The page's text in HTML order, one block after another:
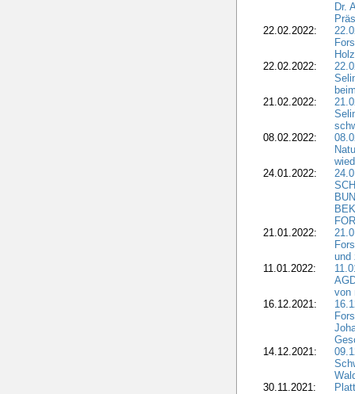
Dr.
22.02.2022:
22.02.2022:
21.02.2022:
08.02.2022:
24.01.2022:
21.01.2022:
und
11.01.2022:
von
16.12.2021:
14.12.2021:
30.11.2021: